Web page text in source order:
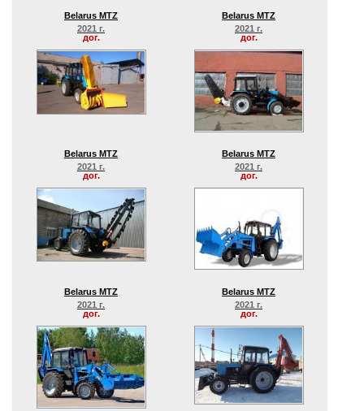
Belarus MTZ
2021 г.
дог.
Belarus MTZ
2021 г.
дог.
Belarus MTZ
2021 г.
дог.
Belarus MTZ
2021 г.
дог.
Belarus MTZ
2021 г.
дог.
Belarus MTZ
2021 г.
дог.